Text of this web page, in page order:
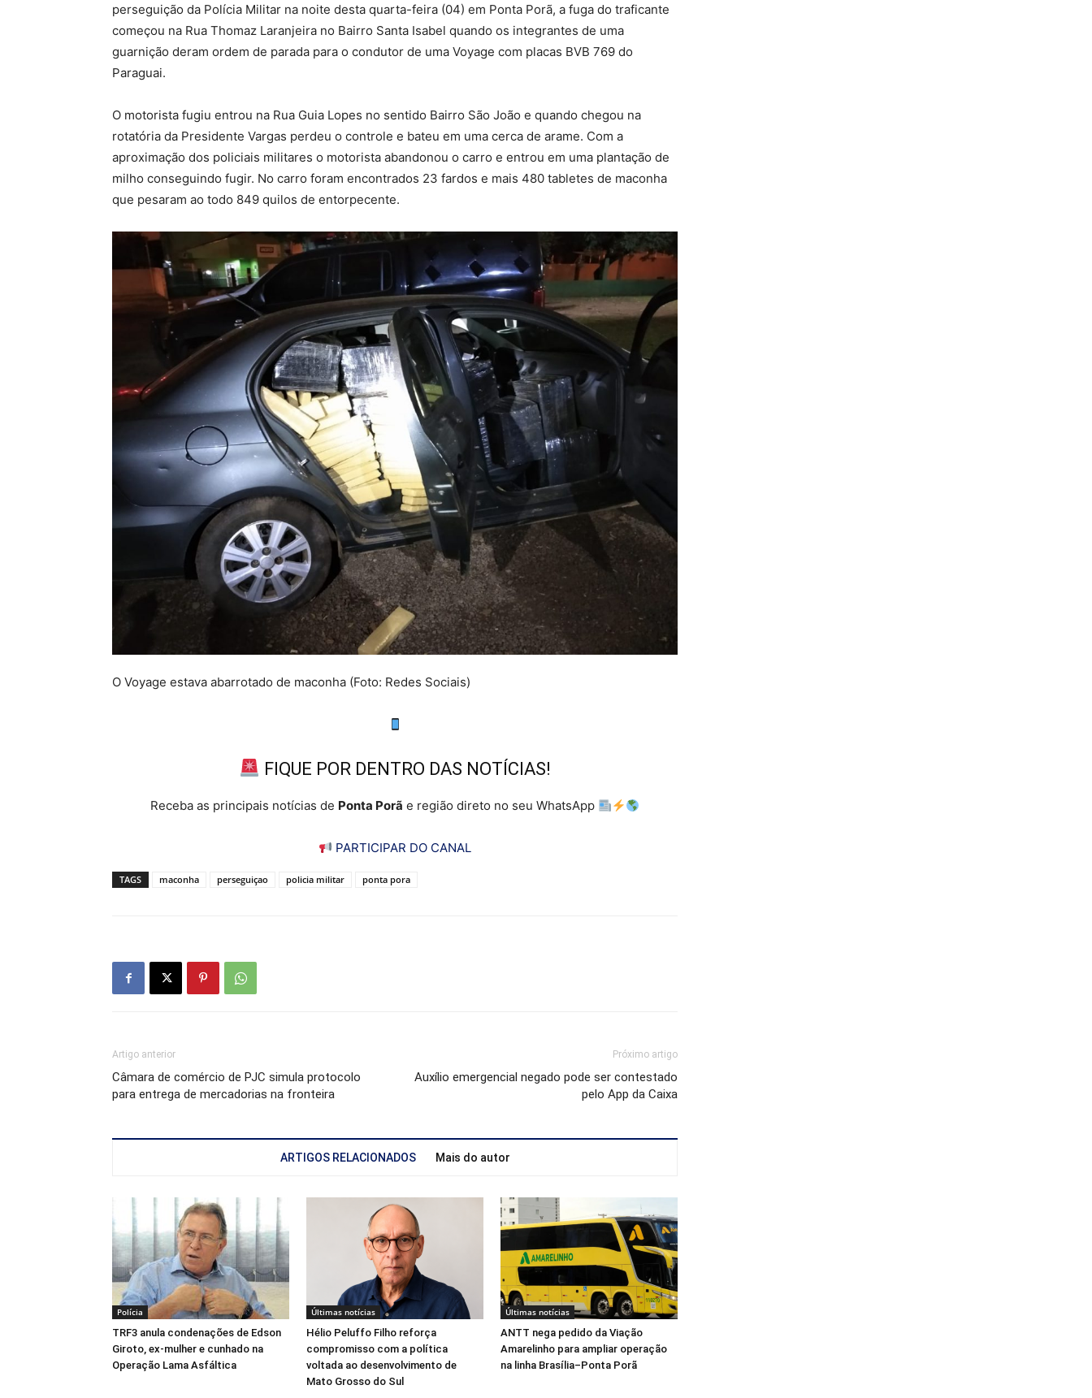
perseguição da Polícia Militar na noite desta quarta-feira (04) em Ponta Porã, a fuga do traficante
começou na Rua Thomaz Laranjeira no Bairro Santa Isabel quando os integrantes de uma
guarnição deram ordem de parada para o condutor de uma Voyage com placas BVB 769 do
Paraguai.
O motorista fugiu entrou na Rua Guia Lopes no sentido Bairro São João e quando chegou na
rotatória da Presidente Vargas perdeu o controle e bateu em uma cerca de arame. Com a
aproximação dos policiais militares o motorista abandonou o carro e entrou em uma plantação de
milho conseguindo fugir. No carro foram encontrados 23 fardos e mais 480 tabletes de maconha
que pesaram ao todo 849 quilos de entorpecente.
O Voyage estava abarrotado de maconha (Foto: Redes Sociais)
FIQUE POR DENTRO DAS NOTÍCIAS!
Receba as principais notícias de Ponta Porã e região direto no seu WhatsApp
PARTICIPAR DO CANAL
TAGS maconha perseguiçao policia militar ponta pora
Artigo anterior
Câmara de comércio de PJC simula protocolo
para entrega de mercadorias na fronteira
Próximo artigo
Auxílio emergencial negado pode ser contestado
pelo App da Caixa
ARTIGOS RELACIONADOS Mais do autor
Polícia
TRF3 anula condenações de Edson
Giroto, ex-mulher e cunhado na
Operação Lama Asfáltica
Últimas notícias
Hélio Peluffo Filho reforça
compromisso com a política
voltada ao desenvolvimento de
Mato Grosso do Sul
Últimas notícias
ANTT nega pedido da Viação
Amarelinho para ampliar operação
na linha Brasília–Ponta Porã